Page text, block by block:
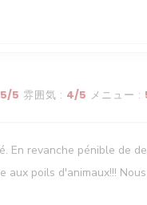
5/5 雰囲気 : 4/5 メニュー :
En revanche pénible de
poils d'animaux!!!